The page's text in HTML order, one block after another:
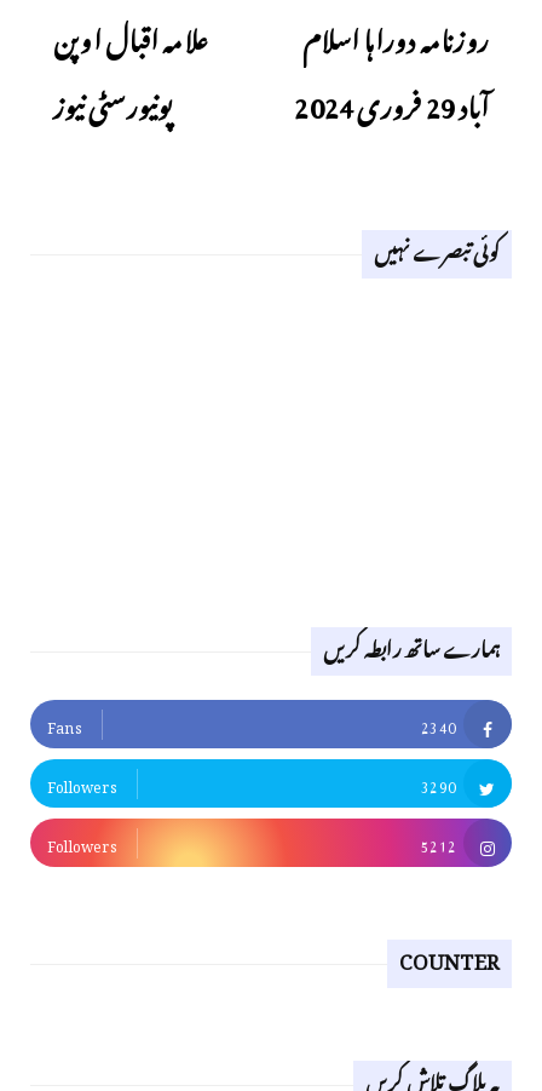
روزنامہ دوراہا اسلام
آباد 29 فروری 2024
علامہ اقبال اوپن
پونیورسٹی نیوز
کوئی تبصرے نہیں
ہمارے ساتھ رابطہ کریں
2340
Fans
3290
Followers
5212
Followers
COUNTER
یہ بلاگ تلاش کریں